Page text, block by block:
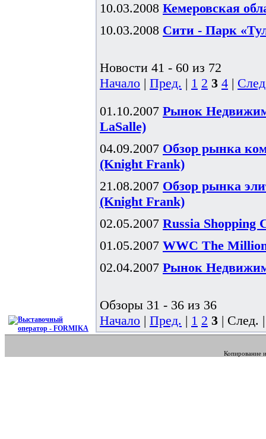
10.03.2008 Кемеровская
10.03.2008 Сити - Парк
Новости 41 - 60 из 72
Начало | Пред. | 1 2 3 4 |
01.10.2007 Рынок
LaSalle)
04.09.2007 Обзор рынка
(Knight Frank)
21.08.2007 Обзор рынка
(Knight Frank)
02.05.2007 Russia Shopping
01.05.2007 WWC The
02.04.2007 Рынок
Обзоры 31 - 36 из 36
Начало | Пред. | 1 2 3 | След.
Копирование